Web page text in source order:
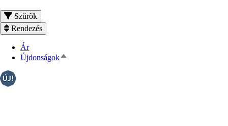
Szűrők
Rendezés
Ár
ÚjdonságokCsökkenő